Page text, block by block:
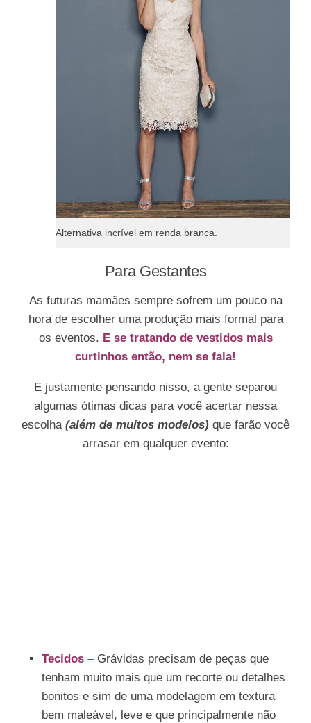
Alternativa incrível em renda branca.
Para Gestantes
As futuras mamães sempre sofrem um pouco na
hora de escolher uma produção mais formal para
os eventos. E se tratando de vestidos mais
curtinhos então, nem se fala!
E justamente pensando nisso, a gente separou
algumas ótimas dicas para você acertar nessa
escolha(além de muitos modelos) que farão você
arrasar em qualquer evento:
Tecidos – Grávidas precisam de peças que
tenham muito mais que um recorte ou detalhes
bonitos e sim de uma modelagem em textura
bem maleável, leve e que principalmente não